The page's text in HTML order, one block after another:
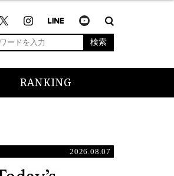
検索
RANKING
2026.08.07